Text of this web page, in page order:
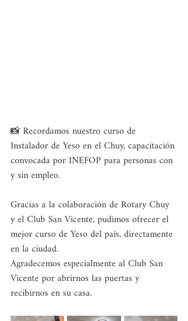
📸 Recordamos nuestro curso de
Instalador de Yeso en el Chuy, capacitación
convocada por INEFOP para personas con
y sin empleo.
Gracias a la colaboración de Rotary Chuy
y el Club San Vicente, pudimos ofrecer el
mejor curso de Yeso del país, directamente
en la ciudad.
Agradecemos especialmente al Club San
Vicente por abrirnos las puertas y
recibirnos en su casa.